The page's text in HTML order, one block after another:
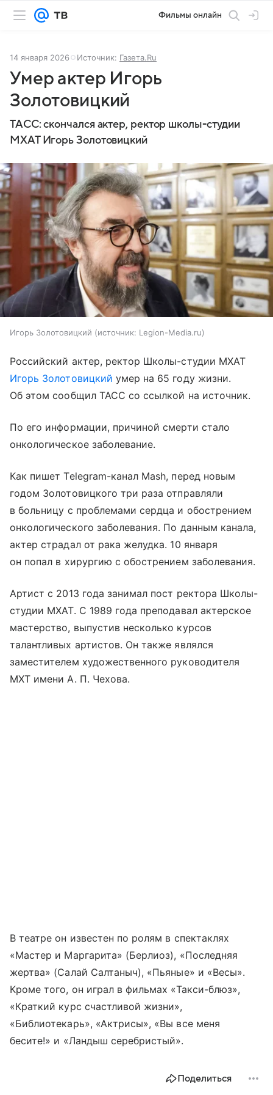
Фильмы онлайн
14 января 2026 Источник: Газета.Ru
Умер актер Игорь
Золотовицкий
ТАСС: скончался актер, ректор школы-студии
МХАТ Игорь Золотовицкий
Игорь Золотовицкий источник: Legion-Media.ru
Российский актер, ректор Школы-студии МХАТ
Игорь Золотовицкий умер на 65 году жизни.
Об этом сообщил ТАСС со ссылкой на источник.
По его информации, причиной смерти стало
онкологическое заболевание.
Как пишет Telegram-канал Mash, перед новым
годом Золотовицкого три раза отправляли
в больницу с проблемами сердца и обострением
онкологического заболевания. По данным канала,
актер страдал от рака желудка. 10 января
он попал в хирургию с обострением заболевания.
Артист с 2013 года занимал пост ректора Школы-
студии МХАТ. С 1989 года преподавал актерское
мастерство, выпустив несколько курсов
талантливых артистов. Он также являлся
заместителем художественного руководителя
МХТ имени А. П. Чехова.
В театре он известен по ролям в спектаклях
«Мастер и Маргарита» (Берлиоз), «Последняя
жертва» (Салай Салтаныч), «Пьяные» и «Весы».
Кроме того, он играл в фильмах «Такси-блюз»,
«Краткий курс счастливой жизни»,
«Библиотекарь», «Актрисы», «Вы все меня
бесите!» и «Ландыш серебристый».
Поделиться